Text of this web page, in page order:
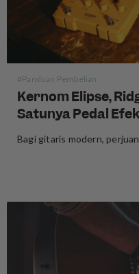
#Panduan Pembelian
Kernom Elipse,
Satunya Pedal